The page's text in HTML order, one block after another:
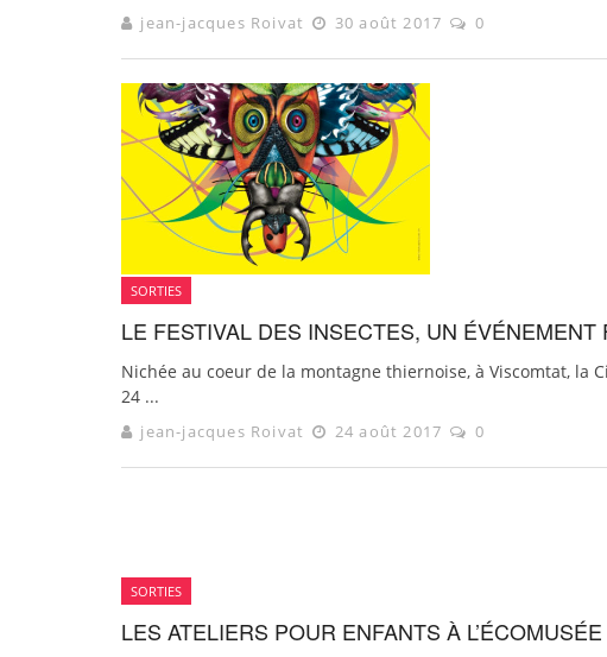
jean-jacques Roivat 30 août 2017 0
SORTIES
LE FESTIVAL DES INSECTES, UN ÉVÉNEMENT
Nichée au coeur de la montagne thiernoise, à Viscomtat, la
24 ...
jean-jacques Roivat 24 août 2017 0
SORTIES
LES ATELIERS POUR ENFANTS À